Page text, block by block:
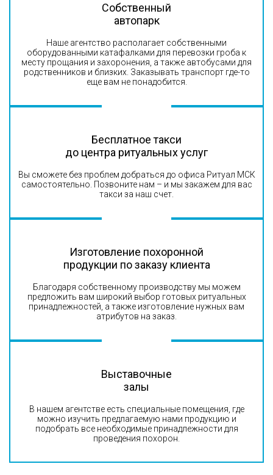
Собственный
автопарк
Наше агентство располагает собственными
оборудованными катафалками для перевозки гроба к
месту прощания и захоронения, а также автобусами для
родственников и близких. Заказывать транспорт где-то
еще вам не понадобится.
Бесплатное такси
до центра ритуальных услуг
Вы сможете без проблем добраться до офиса Ритуал МСК
самостоятельно. Позвоните нам – и мы закажем для вас
такси за наш счет.
Изготовление похоронной
продукции по заказу клиента
Благодаря собственному производству мы можем
предложить вам широкий выбор готовых ритуальных
принадлежностей, а также изготовление нужных вам
атрибутов на заказ.
Выставочные
залы
В нашем агентстве есть специальные помещения, где
можно изучить предлагаемую нами продукцию и
подобрать все необходимые принадлежности для
проведения похорон.